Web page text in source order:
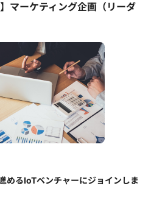
マーケティング企画（リーダ
るIoTベンチャーにジョインしま